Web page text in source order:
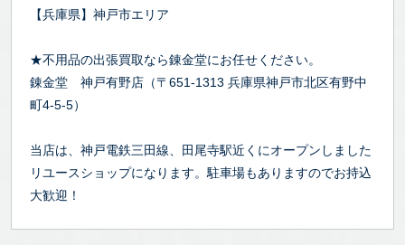
【兵庫県】神戸市エリア
★不用品の出張買取なら錬金堂にお任せください。
錬金堂 神戸有野店（〒651-1313 兵庫県神戸市北区有野中
町4-5-5）
当店は、神戸電鉄三田線、田尾寺駅近くにオープンしました
リユースショップになります。駐車場もありますのでお持込
大歓迎！